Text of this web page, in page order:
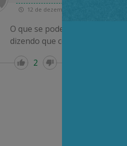
12 de dezembro de 2025 06:44
O que se pode deduzir é que
dizendo que com eles ia
2